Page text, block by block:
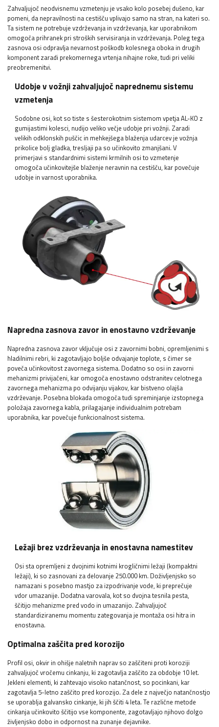
Zahvaljujoč neodvisnemu vzmetenju je vsako kolo posebej dušeno, kar
pomeni, da nepravilnosti na cestišču vplivajo samo na stran, na kateri so.
Ta sistem ne potrebuje vzdrževanja in vzdrževanja, kar uporabnikom
omogoča prihranek pri stroških servisiranja in vzdrževanja. Poleg tega
zasnova osi odpravlja nevarnost poškodb kolesnega oboka in drugih
komponent zaradi prekomernega vrtenja nihajne roke, tudi pri veliki
preobremenitvi.
Udobje v vožnji zahvaljujoč naprednemu sistemu
vzmetenja
Sodobne osi, kot so tiste s šesterokotnim sistemom vpetja AL-KO z
gumijastimi kolesci, nudijo veliko večje udobje pri vožnji. Zaradi
velikih odklonskih puščic in mehkejšega blaženja udarcev je vožnja
prikolice bolj gladka, tresljaji pa so učinkovito zmanjšani. V
primerjavi s standardnimi sistemi krmilnih osi to vzmetenje
omogoča učinkovitejše blaženje neravnin na cestišču, kar povečuje
udobje in varnost uporabnika.
Napredna zasnova zavor in enostavno vzdrževanje
Napredna zasnova zavor vključuje osi z zavornimi bobni, opremljenimi s
hladilnimi rebri, ki zagotavljajo boljše odvajanje toplote, s čimer se
poveča učinkovitost zavornega sistema. Dodatno so osi in zavorni
mehanizmi privijačeni, kar omogoča enostavno odstranitev celotnega
zavornega mehanizma po odvijanju vijakov, kar bistveno olajša
vzdrževanje. Posebna blokada omogoča tudi spreminjanje izstopnega
položaja zavornega kabla, prilagajanje individualnim potrebam
uporabnika, kar povečuje funkcionalnost sistema.
Ležaji brez vzdrževanja in enostavna namestitev
Osi sta opremljeni z dvojnimi kotnimi krogličnimi ležaji (kompaktni
ležaji), ki so zasnovani za delovanje 250.000 km. Doživljenjsko so
namazani s posebno mastjo za izpodrivanje vode, ki preprečuje
vdor umazanije. Dodatna varovala, kot so dvojna tesnila pesta,
ščitijo mehanizme pred vodo in umazanijo. Zahvaljujoč
standardiziranemu momentu zategovanja je montaža osi hitra in
enostavna.
Optimalna zaščita pred korozijo
Profil osi, okvir in ohišje naletnih naprav so zaščiteni proti koroziji
zahvaljujoč vročemu cinkanju, ki zagotavlja zaščito za obdobje 10 let.
Jekleni elementi, ki zahtevajo visoko natančnost, so pocinkani, kar
zagotavlja 5-letno zaščito pred korozijo. Za dele z največjo natančnostjo
se uporablja galvansko cinkanje, ki jih ščiti 4 leta. Te različne metode
cinkanja učinkovito ščitijo vse komponente, zagotavljajo njihovo dolgo
življenjsko dobo in odpornost na zunanje dejavnike.